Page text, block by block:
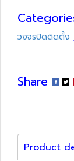
วงจรปิดติดตั้ง
Share
Product